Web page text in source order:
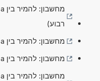
רבוע)
מחשבון: להמיר בין ca לבין in² (סנטיאר לבין אינץ' רבוע)
מחשבון: להמיר בין ca לבין ft² (סנטיאר לבין רגל רבוע)